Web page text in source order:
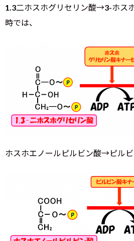
1.3二ホスホグリセリン酸→3-ホス
時では、
ホスホエノールピルビン酸→ピル